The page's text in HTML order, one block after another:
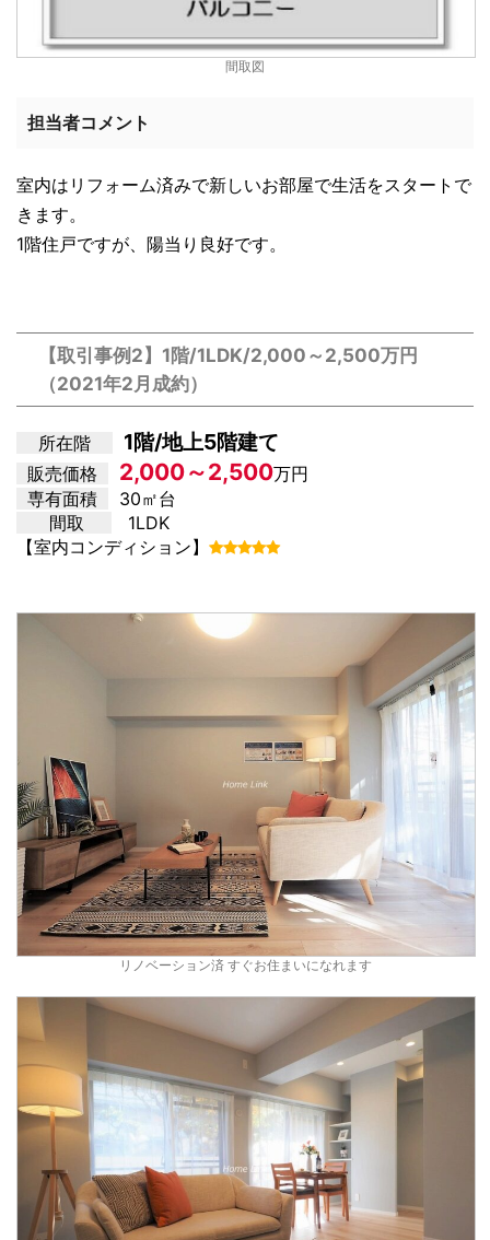
間取図
担当者コメント
室内はリフォーム済みで新しいお部屋で生活をスタートで
きます。
1階住戸ですが、陽当り良好です。
【取引事例2】1階/1LDK/2,000～2,500万円
（2021年2月成約）
所在階 1階/地上5階建て
販売価格 2,000～2,500万円
専有面積
30㎡台
間取
1LDK
【室内コンディション】
リノベーション済 すぐお住まいになれます